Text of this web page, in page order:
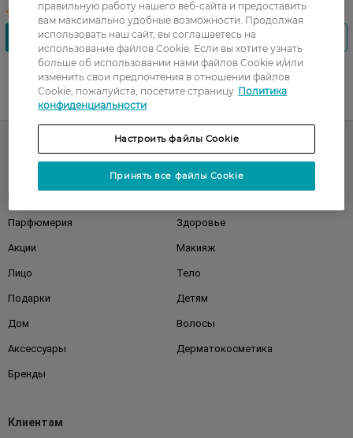
UA
Парфюмерия Здоровье
Акции Макияж
Лицо Тело
Подарки Детям
Дом Волосы
Аксессуары Дерматокосметика
Бренды
Клиентам
правильную работу нашего веб-сайта и предоставить
вам максимально удобные возможности. Продолжая
использовать наш сайт, вы соглашаетесь на
использование файлов Cookie. Если вы хотите узнать
больше об использовании нами файлов Cookie и/или
изменить свои предпочтения в отношении файлов
Cookie, пожалуйста, посетите страницу Политика
конфиденциальности
Настроить файлы Cookie
Принять все файлы Cookie